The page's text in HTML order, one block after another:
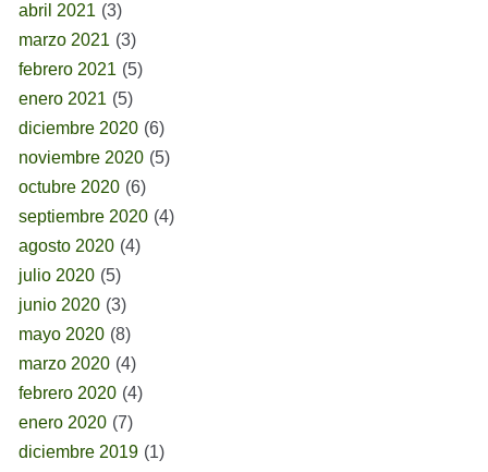
abril 2021 (3)
marzo 2021 (3)
febrero 2021 (5)
enero 2021 (5)
diciembre 2020 (6)
noviembre 2020 (5)
octubre 2020 (6)
septiembre 2020 (4)
agosto 2020 (4)
julio 2020 (5)
junio 2020 (3)
mayo 2020 (8)
marzo 2020 (4)
febrero 2020 (4)
enero 2020 (7)
diciembre 2019 (1)